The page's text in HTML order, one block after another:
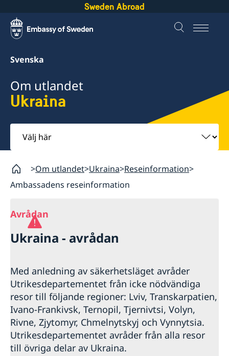
Sweden Abroad
Svenska
Om utlandet
Ukraina
Välj
här
Om utlandet Ukraina Reseinformation
Ambassadens reseinformation
Avrådan
Ukraina - avrådan
Med anledning av säkerhetsläget avråder
Utrikesdepartementet från icke nödvändiga
resor till följande regioner: Lviv, Transkarpatien,
Ivano-Frankivsk, Ternopil, Tjernivtsi, Volyn,
Rivne, Zjytomyr, Chmelnytskyj och Vynnytsia.
Utrikesdepartementet avråder från alla resor
till övriga delar av Ukraina.